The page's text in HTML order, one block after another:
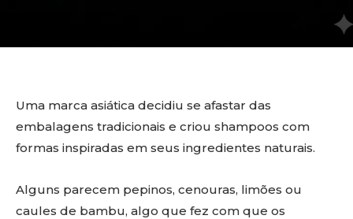
Uma marca asiática decidiu se afastar das
embalagens tradicionais e criou shampoos com
formas inspiradas em seus ingredientes naturais.
Alguns parecem pepinos, cenouras, limões ou
caules de bambu, algo que fez com que os